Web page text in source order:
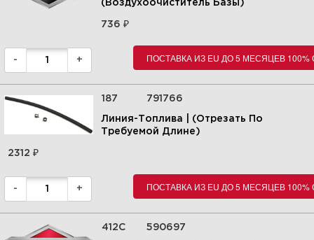
прокладки 100802-0124-H8
Увеличить
(Воздухоочиститель Базы)
736₽
- + ПОСТАВКА ИЗ EU ДО 5 МЕСЯЦЕВ
187 791766
Линия-Топлива | (Отрезать По
Требуемой Длине)
2312 ₽
- + ПОСТАВКА ИЗ EU ДО 5 МЕСЯЦЕВ
412C 590697